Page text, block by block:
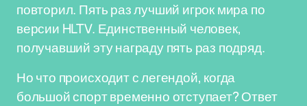
повторил. Пять раз лучший игрок мира по
версии HLTV. Единственный человек,
получавший эту награду пять раз подряд.
Но что происходит с легендой, когда
большой спорт временно отступает? Ответ